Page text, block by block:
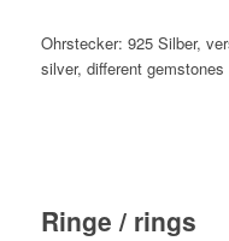
Ohrstecker: 925 Silber,
silver, different gemstones
Ringe / rings